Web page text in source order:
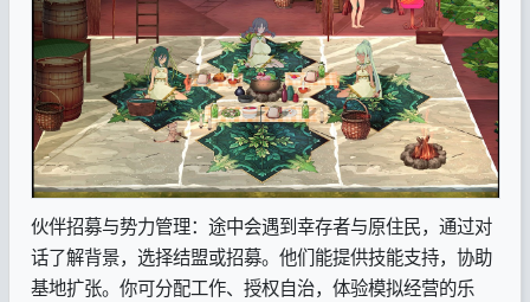
伙伴招募与势力管理：途中会遇到幸存者与原住民，通过对
话了解背景，选择结盟或招募。他们能提供技能支持，协助
基地扩张。你可分配工作、授权自治，体验模拟经营的乐